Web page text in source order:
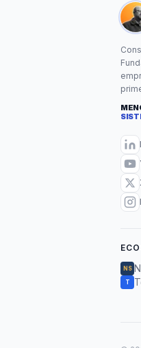
NS
T